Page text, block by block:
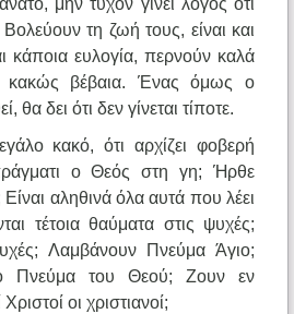
μην τυχόν γίνει λόγος ότι
τη ζωή τους, είναι και
κάποια ευλογία, περνούν καλά
κακώς βέβαια. Ένας όμως ο
θα δει ότι δεν γίνεται τίποτε.
κακό, ότι αρχίζει φοβερή
ο Θεός στη γη; Ήρθε
αληθινά όλα αυτά που λέει
τέτοια θαύματα στις ψυχές;
Λαμβάνουν Πνεύμα Άγιο;
Πνεύμα του Θεού; Ζουν εν
οι χριστιανοί;